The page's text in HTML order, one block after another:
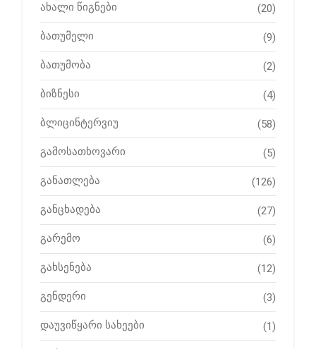
ახალი წიგნები (20)
ბათუმელი (9)
ბათუმობა (2)
ბიზნესი (4)
ბლიცინტერვიუ (58)
გამოსათხოვარი (5)
განათლება (126)
განცხადება (27)
გარემო (6)
გახსენება (12)
გენდერი (3)
დაუვიწყარი სახეები (1)